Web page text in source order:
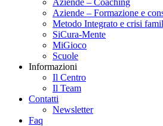
Aziende – Formazione e
Metodo Integrato e crisi
SiCura-Mente
MiGioco
Scuole
Informazioni
Il Centro
Il Team
Contatti
Newsletter
Faq